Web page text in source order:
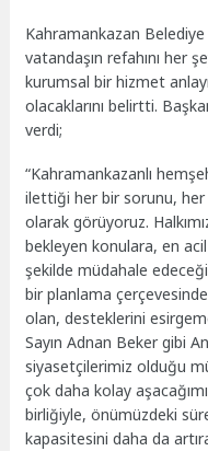
Kahramankazan Belediye
vatandaşın refahını her
kurumsal bir hizmet
olacaklarını belirtti.
verdi;
“Kahramankazanlı
ilettiği her bir sorunu,
olarak görüyoruz.
bekleyen konulara, en
şekilde müdahale
bir planlama
olan, desteklerini
Sayın Adnan Beker gibi
siyasetçilerimiz olduğu
çok daha kolay
birliğiyle, önümüzdeki
kapasitesini daha da